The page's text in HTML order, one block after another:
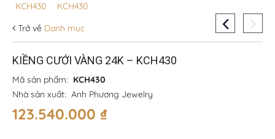
Trở về Danh mục
KIỀNG CƯỚI VÀNG 24K – KCH430
Mã sản phẩm: KCH430
Nhà sản xuất: Anh Phương Jewelry
123.540.000 ₫